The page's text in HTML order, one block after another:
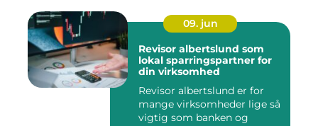
09. jun
Revisor albertslund som
lokal sparringspartner for
din virksomhed
Revisor albertslund er for
mange virksomheder lige så
vigtig som banken og